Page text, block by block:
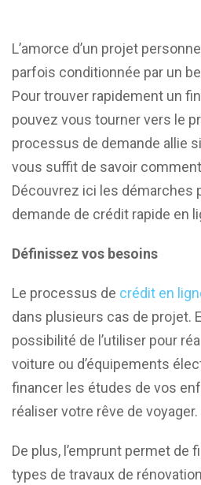
L’amorce d’un projet
parfois conditionnée par un
Pour trouver rapidement un
pouvez vous tourner vers le
processus de demande allie
vous suffit de savoir
Découvrez ici les démarches
demande de crédit rapide en
Définissez vos besoins
Le processus de crédit en
dans plusieurs cas de projet.
possibilité de l’utiliser pour
voiture ou d’équipements
financer les études de vos
réaliser votre rêve de voyager.
De plus, l’emprunt permet de
types de travaux de